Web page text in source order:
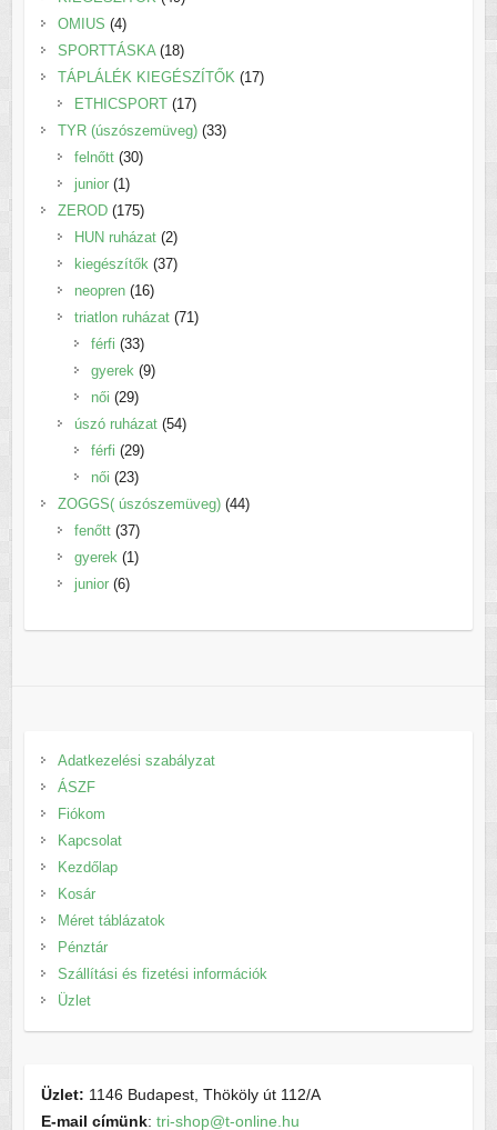
OMIUS 44
termék
SPORTTÁSKA 1818
termék
TÁPLÁLÉK KIEGÉSZÍTŐK 1717
ETHICSPORT 1717
termék
TYR (úszószemüveg) 3333
felnőtt 3030
junior 11
termék
ZEROD 175175
termék
HUN ruházat 22
termék
kiegészítők 3737
neopren 1616
termék
triatlon ruházat 7171
férfi 3333
termék
gyerek 99
női 2929
termék
úszó ruházat 5454
férfi 2929
termék
női 2323
termék
ZOGGS( úszószemüveg) 4444
fenőtt 3737
termék
gyerek 11
junior 66
Adatkezelési szabályzat
ÁSZF
Fiókom
Kapcsolat
Kezdőlap
Kosár
Méret táblázatok
Pénztár
Szállítási és fizetési információk
Üzlet
Üzlet: 1146 Budapest, Thököly út 112/A
E-mail címünk: tri-shop@t-online.hu